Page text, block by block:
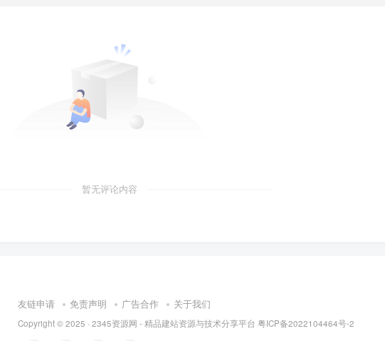
暂无评论内容
友链申请 免责声明 广告合作 关于我们
Copyright © 2025 · 2345资源网 - 精品建站资源与技术分享平台 粤ICP备2022104464号-2